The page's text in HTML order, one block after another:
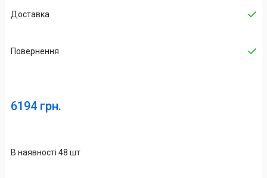
Доставка
Повернення
6194 грн.
В наявності 48 шт